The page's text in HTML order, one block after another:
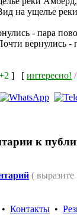
на ущелье
вернулись
] [ интересно! /
к
(
• Контакты •